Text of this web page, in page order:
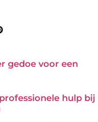
gedoe voor een
hulp bij